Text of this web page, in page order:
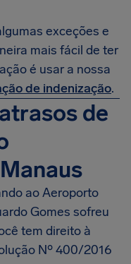
exceções e
mais fácil de ter
é usar a nossa
de indenização.
de
ao Aeroporto
Gomes sofreu
tem direito à
Nº 400/2016